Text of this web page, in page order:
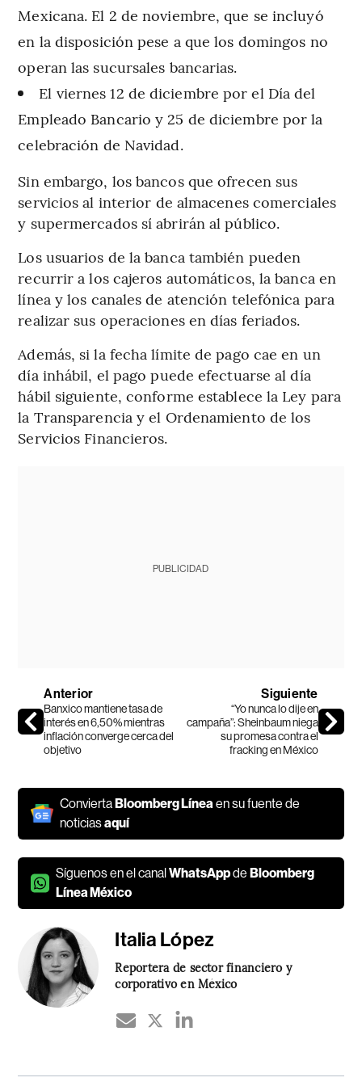
Mexicana. El 2 de noviembre, que se incluyó
en la disposición pese a que los domingos no
operan las sucursales bancarias.
El viernes 12 de diciembre por el Día del
Empleado Bancario y 25 de diciembre por la
celebración de Navidad.
Sin embargo, los bancos que ofrecen sus
servicios al interior de almacenes comerciales
y supermercados sí abrirán al público.
Los usuarios de la banca también pueden
recurrir a los cajeros automáticos, la banca en
línea y los canales de atención telefónica para
realizar sus operaciones en días feriados.
Además, si la fecha límite de pago cae en un
día inhábil, el pago puede efectuarse al día
hábil siguiente, conforme establece la Ley para
la Transparencia y el Ordenamiento de los
Servicios Financieros.
PUBLICIDAD
Anterior
Banxico mantiene tasa de
interés en 6,50% mientras
inflación converge cerca del
objetivo
Siguiente
“Yo nunca lo dije en
campaña”: Sheinbaum niega
su promesa contra el
fracking en México
ConviertaBloomberg Línea en su fuente de
noticiasaquí
Síguenos en el canalWhatsAppdeBloomberg
Línea México
Italia López
Reportera de sector financiero y
corporativo en México